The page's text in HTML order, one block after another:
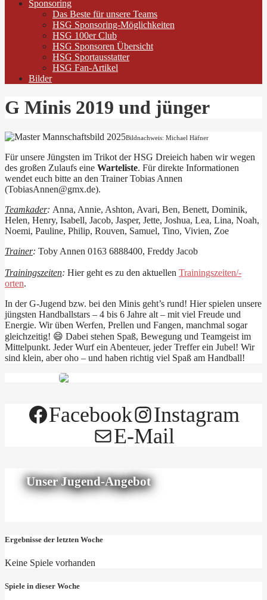
Sponsoring
Das Beste für unsere Teams
HSG Sponsoring-Möglichkeiten
HSG 100er Club
HSG Sponsoren Übersicht
HSG Sportausstatter
HSG Fan-Artikel
Bilder
G Minis 2019 und jünger
Bildnachweis: Michael Häfner
Für unsere Jüngsten im Trikot der HSG Dreieich haben wir wegen
des großen Zulaufs eine Warteliste. Für direkte Informationen
wendet euch bitte an den Trainer Tobias Annen
(TobiasAnnen@gmx.de).
Teamkader: Anna, Annie, Ashton, Avari, Ben, Benett, Dominik,
Helen, Henry, Isabell, Jacob, Jasper, Jette, Joshua, Lea, Lina, Noah,
Noemi, Pauline, Philip, Rouven, Samuel, Tino, Vivien, Zoe
Trainer: Toby Annen 0163 6888400, Freddy Jacob
Trainingszeiten: Hier geht es zu den aktuellen Trainingszeiten/-
orten.
In der G-Jugend bzw. bei den Minis geht’s rund! Hier spielen unsere
jüngsten Handballstars – 4 bis 6 Jahre alt – mit viel Freude und
Energie. Wir üben Werfen, Prellen und Fangen, manchmal sogar
gleichzeitig! 😄 Dabei stehen Spaß, Bewegung und Teamgeist im
Mittelpunkt. Jeder Wurf ein Abenteuer, jeder Treffer ein Jubel! Wir
sind klein, aber oho – und haben richtig viel Spaß am Handball!
Facebook
Instagram
E-Mail
Unser Jugend-Angebot
Ergebnisse der letzten Woche
Keine Spiele vorhanden
Spiele in dieser Woche